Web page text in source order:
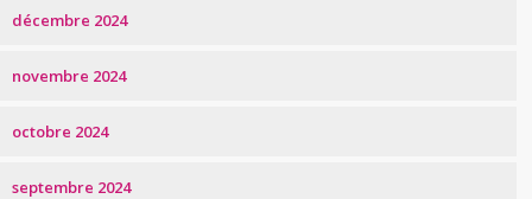
décembre 2024
novembre 2024
octobre 2024
septembre 2024